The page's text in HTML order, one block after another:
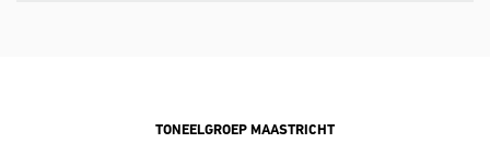
TONEELGROEP MAASTRICHT